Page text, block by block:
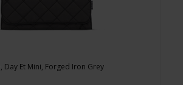
Day Et Mini, Forged Iron Grey